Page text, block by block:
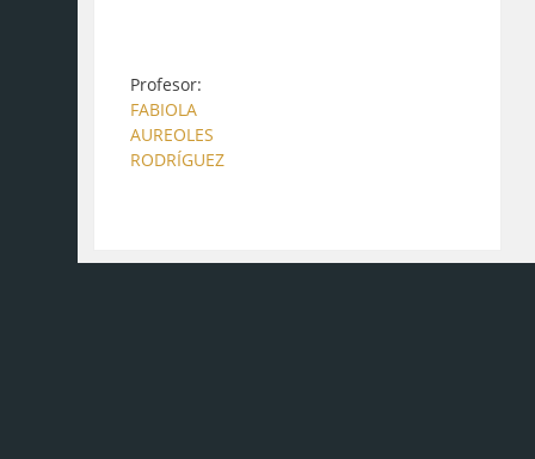
Profesor:
FABIOLA
AUREOLES
RODRÍGUEZ